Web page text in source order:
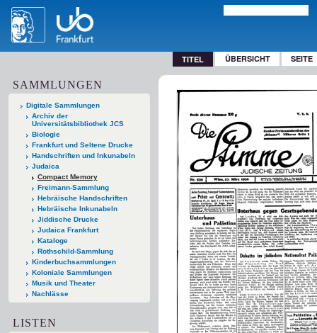
TITEL ÜBERSICHT SEITE
SAMMLUNGEN
Digitale Sammlungen
Archiv der
Universitätsbibliothek JCS
Biologie
Frankfurt und Seltene Drucke
Handschriften und Inkunabeln
Judaica
Compact Memory
Freimann-Sammlung
Hebräische Handschriften
Hebräische Inkunabeln
Jiddische Drucke
Judaica Frankfurt
Kataloge
Rothschild-Sammlung
Kinderbuchsammlungen
Koloniale Sammlungen
Musik und Theater
Nachlässe
LISTEN